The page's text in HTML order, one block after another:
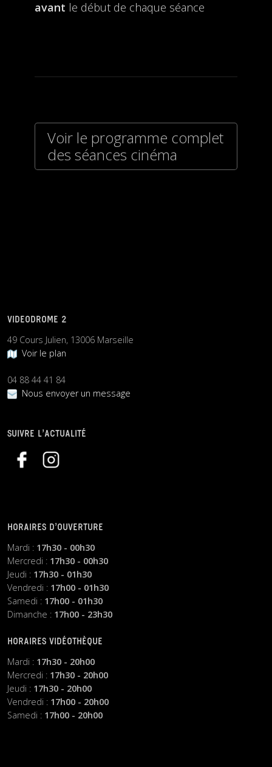
avant le début de chaque séance
Voir le programme complet
des séances cinéma
VIDEODROME 2
49 Cours Julien, 13006 Marseille
Voir le plan
04 88 44 41 84
Nous envoyer un message
SUIVRE L’ACTUALITÉ
HORAIRES D’OUVERTURE
Mardi : 17h30 - 00h30
Mercredi : 17h30 - 00h30
Jeudi : 17h30 - 01h30
Vendredi : 17h00 - 01h30
Samedi : 17h00 - 01h30
Dimanche : 17h00 - 23h30
HORAIRES VIDÉOTHÈQUE
Mardi : 17h30 - 20h00
Mercredi : 17h30 - 20h00
Jeudi : 17h30 - 20h00
Vendredi : 17h00 - 20h00
Samedi : 17h00 - 20h00